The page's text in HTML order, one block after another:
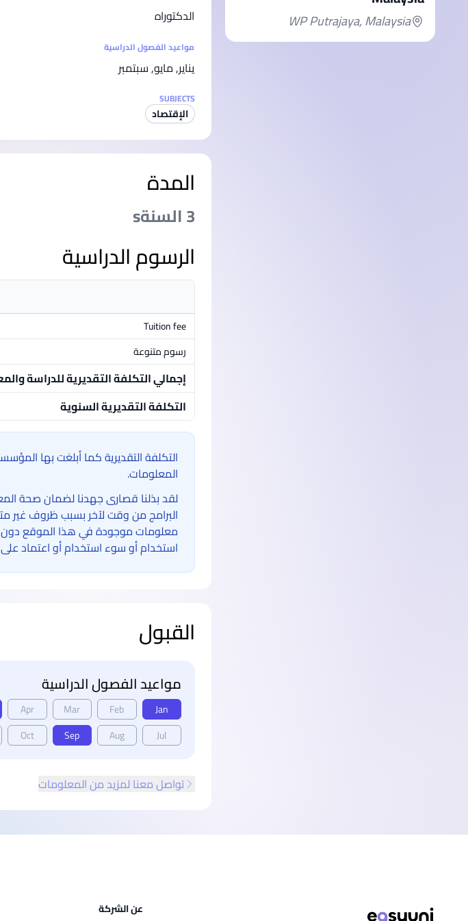
Kota Damansara
University (MSU)
WP Putrajaya, Malaysia الدكتوراه
مواعيد الفصول الدراسية
يناير, مايو, سبتمبر
SUBJECTS
الإقتصاد
المدة
3 السنةs
الرسوم الدراسية
Tuition fee
رسوم متنوعة
إجمالي التكلفة التقديرية للدراسة
التكلفة التقديرية السنوية
التكلفة التقديرية كما أبلغت بها
المعلومات.
لقد بذلنا قصارى جهدنا لضمان صحة
البرامج من وقت لآخر بسبب ظروف غير
معلومات موجودة في هذا الموقع دون
استخدام أو سوء استخدام أو اعتماد
القبول
مواعيد الفصول الدراسية
Jan
Feb
Mar
Apr
Jul
Aug
Sep
Oct
تواصل معنا لمزيد من المعلومات
عن الشركة